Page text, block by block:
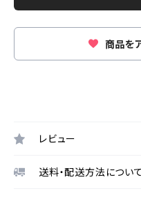
商品を
レビュー
送料・配送方法について